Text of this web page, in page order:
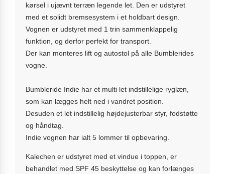
kørsel i ujævnt terræn legende let. Den er udstyret
med et solidt bremsesystem i et holdbart design.
Vognen er udstyret med 1 trin sammenklappelig
funktion, og derfor perfekt for transport.
Der kan monteres lift og autostol på alle Bumblerides
vogne.
Bumbleride Indie har et multi let indstillelige ryglæn,
som kan lægges helt ned i vandret position.
Desuden et let indstillelig højdejusterbar styr, fodstøtte
og håndtag.
Indie vognen har ialt 5 lommer til opbevaring.
Kalechen er udstyret med et vindue i toppen, er
behandlet med SPF 45 beskyttelse og kan forlænges